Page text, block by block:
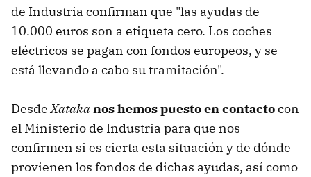
de Industria confirman que "las ayudas de
10.000 euros son a etiqueta cero. Los coches
eléctricos se pagan con fondos europeos, y se
está llevando a cabo su tramitación".
DesdeXatakanos hemos puesto en contactocon
el Ministerio de Industria para que nos
confirmen si es cierta esta situación y de dónde
provienen los fondos de dichas ayudas, así como